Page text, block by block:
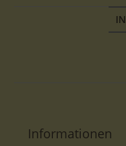
Informationen